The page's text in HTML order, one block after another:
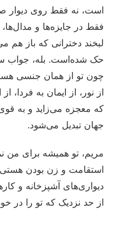
است، نه فقط روی دیوار
فقط در جایزه‌ها و
لبخند دخترانی که باز هم
حک شده‌است. بله، جواب
چون تو از همان جنسی
از نور، از ایمان به فردا،
که معجزه می‌زاید و به
جهان تبدیل می‌شود.
مریم، تو همیشه برای من
استقامت و زن بودن
دیواری‌های آشپزخانه و
از حد نزدیک که تو را در